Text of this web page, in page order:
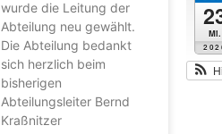
wurde die Leitung der
Abteilung neu gewählt.
Die Abteilung bedankt
sich herzlich beim
bisherigen
Abteilungsleiter Bernd
Kraßnitzer
Mi.